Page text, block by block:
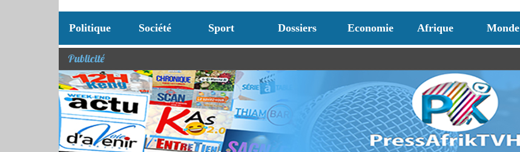
Politique Société Sport Dossiers Economie Afrique Monde
Publicité